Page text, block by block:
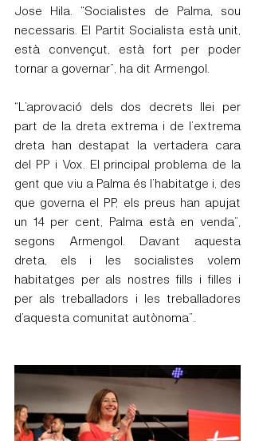
Jose Hila. “Socialistes de Palma, sou
necessaris. El Partit Socialista està unit,
està convençut, està fort per poder
tornar a governar”, ha dit Armengol.
“L’aprovació dels dos decrets llei per
part de la dreta extrema i de l’extrema
dreta han destapat la vertadera cara
del PP i Vox. El principal problema de la
gent que viu a Palma és l’habitatge i, des
que governa el PP, els preus han apujat
un 14 per cent, Palma està en venda”,
segons Armengol. Davant aquesta
dreta, els i les socialistes volem
habitatges per als nostres fills i filles i
per als treballadors i les treballadores
d’aquesta comunitat autònoma”.